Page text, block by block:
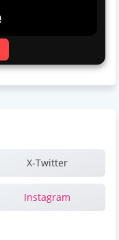
X-Twitter
Instagram